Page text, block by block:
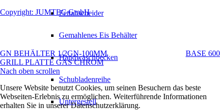
Fettabscheider
Gemahlenes Eis Behälter
Handwaschbecken
Schubladenreihe
Untergestell
Copyright: JUMTEC GmbH
GN BEHÄLTER 1/2GN-100MM
BASE 600
GRILL PLATTE GAS CHROM
Nach oben scrollen
Unsere Website benutzt Cookies, um seinen Besuchern das beste
Webseiten-Erlebnis zu ermöglichen. Weiterführende Informationen
erhalten Sie in unserer Datenschutzerklärung.